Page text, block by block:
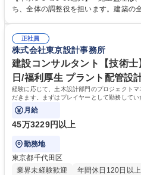
験を積み、将来は建築施工監理部門の
級建築士]*建築施工監理*ベテラン歓迎
歳
ち、全体の調整役を担います。建築の
携わっています。 学歴・資格 学歴：大学院 大学 高専 短大 専修学校 高校
語学力： 資格：一級建築士
正社員
株式会社東京設計事務所
建設コンサルタント【技術
日/福利厚生 プラント配管設
経験に応じて、土木設計部門のプロジェクト
だきます。まずはプレイヤーとして勤務して
関する診断、設計業務を担当
月給
45万3229円以上
勤務地
東京都千代田区
業界未経験歓迎
年間休日120日以上